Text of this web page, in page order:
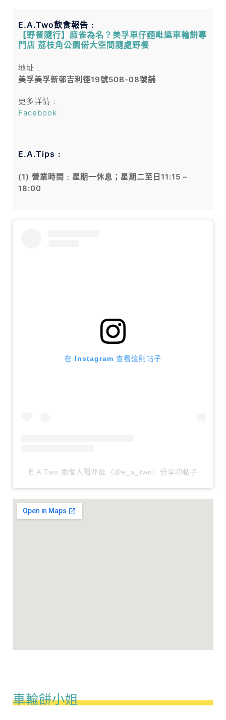
E.A.Two飲食報告﹕
【野餐隨行】麻雀為名？美孚車仔麵毗連車輪餅專
門店 荔枝角公園偌大空間隨處野餐
地址﹕
美孚美孚新邨吉利徑19號50B-08號舖
更多詳情﹕
Facebook
E.A.Tips﹕
(1) 營業時間﹕星期一休息；星期二至日11:15 –
18:00
在 Instagram 查看這則帖子
E.A.Two 兩個人醫吓肚（@e_a_two）分享的帖子
車輪餅小姐